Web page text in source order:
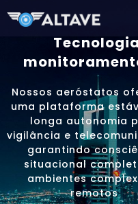
Nossos aeróstatos
uma plataforma
longa autonomia
vigilância e
garantindo
situacional
ambientes
remotos